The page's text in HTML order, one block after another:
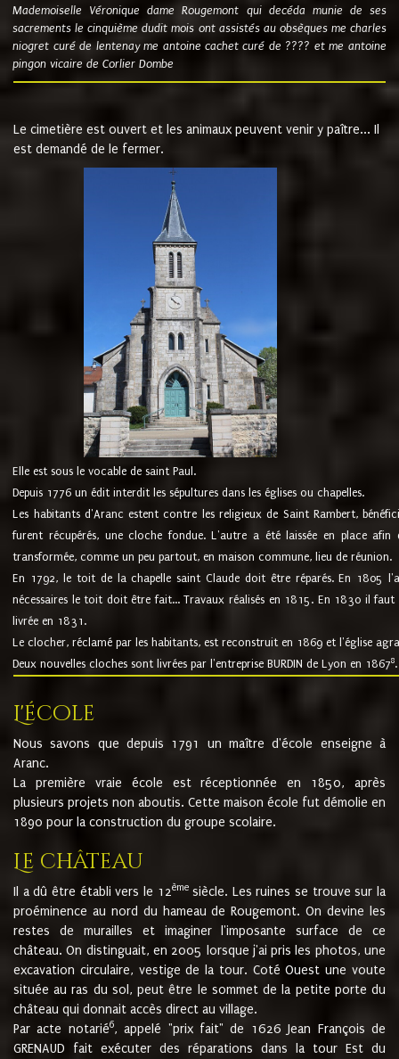
Mademoiselle Véronique dame Rougemont qui decéda munie de ses
sacrements le cinquième dudit mois ont assistés au obsèques me charles
niogret curé de lentenay me antoine cachet curé de ???? et me antoine
pingon vicaire de Corlier Dombe
Le cimetière est ouvert et les animaux peuvent venir y paître... Il
est demandé de le fermer.
Elle est sous le vocable de saint Paul.
Depuis 1776 un édit interdit les sépultures dans les églises ou chapelles.
Les habitants d'Aranc estent contre les religieux de Saint Rambert,
furent récupérés, une cloche fondue. L'autre a été laissée en place
transformée, comme un peu partout, en maison commune, lieu de réunion.
En 1792, le toit de la chapelle saint Claude doit être réparés. En 1805
nécessaires le toit doit être fait... Travaux réalisés en 1815. En 1830 il
livrée en 1831.
Le clocher, réclamé par les habitants, est reconstruit en 1869 et l'église
Deux nouvelles cloches sont livrées par l'entreprise BURDIN de Lyon en 18678.
L'école
Nous savons que depuis 1791 un maître d'école enseigne à
Aranc.
La première vraie école est réceptionnée en 1850, après
plusieurs projets non aboutis. Cette maison école fut démolie en
1890 pour la construction du groupe scolaire.
Le château
Il a dû être établi vers le 12èmesiècle. Les ruines se trouve sur la
proéminence au nord du hameau de Rougemont. On devine les
restes de murailles et imaginer l'imposante surface de ce
château. On distinguait, en 2005 lorsque j'ai pris les photos, une
excavation circulaire, vestige de la tour. Coté Ouest une voute
située au ras du sol, peut être le sommet de la petite porte du
château qui donnait accès direct au village.
Par acte notarié6, appelé "prix fait" de 1626 Jean François de
GRENAUD fait exécuter des réparations dans la tour Est du